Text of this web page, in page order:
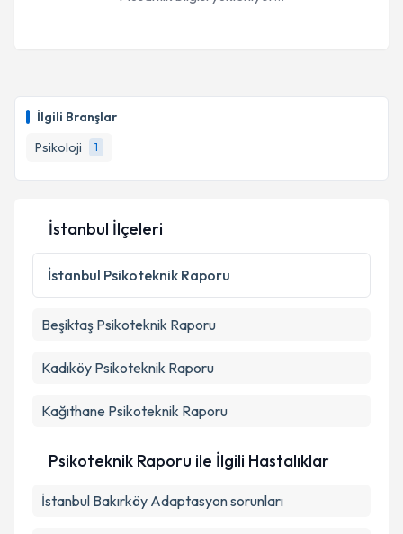
İlgili Branşlar
Psikoloji
1
İstanbul İlçeleri
İstanbul Psikoteknik Raporu
Beşiktaş Psikoteknik Raporu
Kadıköy Psikoteknik Raporu
Kağıthane Psikoteknik Raporu
Psikoteknik Raporu ile İlgili Hastalıklar
İstanbul Bakırköy Adaptasyon sorunları